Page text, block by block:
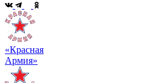
«Красная
Армия»